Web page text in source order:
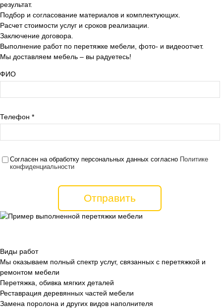
результат.
Подбор и согласование материалов и комплектующих.
Расчет стоимости услуг и сроков реализации.
Заключение договора.
Выполнение работ по перетяжке мебели, фото- и видеоотчет.
Мы доставляем мебель – вы радуетесь!
ФИО
Телефон *
Согласен на обработку персональных данных согласно Политике
конфиденциальности
Виды работ
Мы оказываем полный спектр услуг, связанных с перетяжкой и
ремонтом мебели
Перетяжка, обивка мягких деталей
Реставрация деревянных частей мебели
Замена поролона и других видов наполнителя